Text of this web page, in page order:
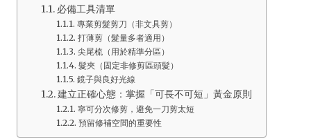
必備工具清單
專業剪髮剪刀（非文具剪）
打薄剪（髮量多者適用）
尖尾梳（用於精準分區）
髮夾（固定非修剪區頭髮）
鏡子與良好光線
建立正確心態：掌握「可長不可短」黃金原則
寧可分次修剪，避免一刀剪太短
預留修補空間的重要性